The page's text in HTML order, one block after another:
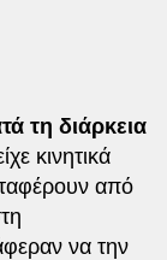
τη διάρκεια
κινητικά
από
να την